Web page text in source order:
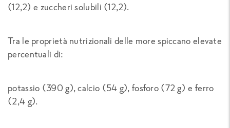
(12,2) e zuccheri solubili (12,2).
Tra le proprietà nutrizionali delle more spiccano elevate
percentuali di:
potassio (390 g), calcio (54 g), fosforo (72 g) e ferro
(2,4 g).